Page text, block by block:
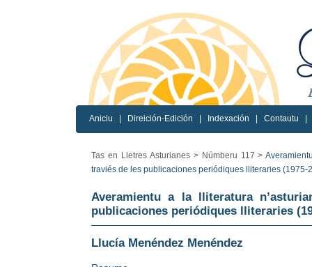
Aniciu Direición-Edición Indexación Contautu
Tas en Lletres Asturianes > Númberu 117 >
traviés de les publicaciones periódiques lliteraries (1975-
Averamientu a la lliteratura
publicaciones periódiques lliteraries
Llucía Menéndez Menéndez